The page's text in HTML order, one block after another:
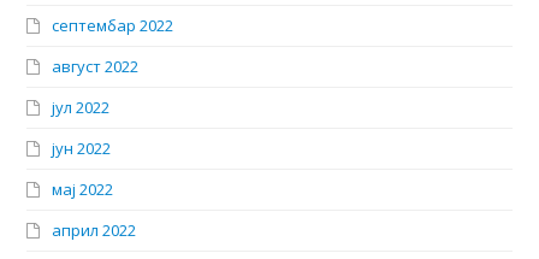
септембар 2022
август 2022
јул 2022
јун 2022
мај 2022
април 2022